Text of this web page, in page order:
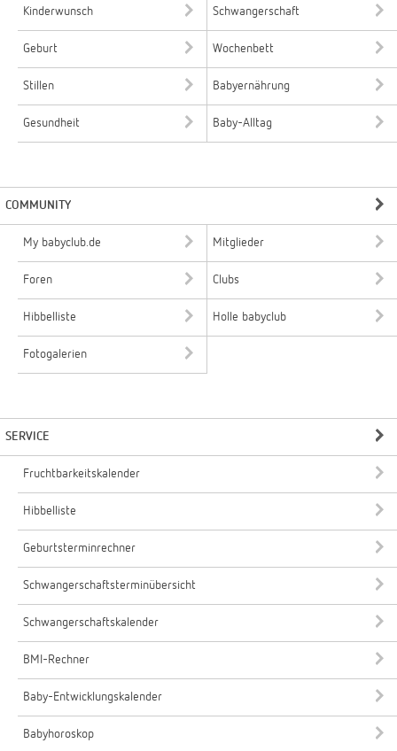
Kinderwunsch Schwangerschaft
Geburt Wochenbett
Stillen Babyernährung
Gesundheit Baby-Alltag
COMMUNITY
My babyclub.de Mitglieder
Foren Clubs
Hibbelliste Holle babyclub
Fotogalerien
SERVICE
Fruchtbarkeitskalender
Hibbelliste
Geburtsterminrechner
Schwangerschaftsterminübersicht
Schwangerschaftskalender
BMI-Rechner
Baby-Entwicklungskalender
Babyhoroskop